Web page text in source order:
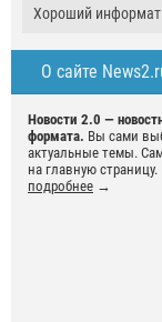
Хороший
О сайте
Новости 2.0 —
формата. Вы сами
актуальные темы.
на главную страницу.
подробнее →